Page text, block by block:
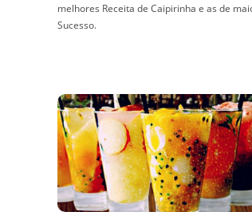
melhores Receita de Caipirinha e as de
Sucesso.